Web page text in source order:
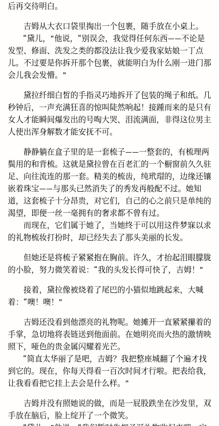
后再交待明白。
吉姆从大衣口袋里掏出一个包裹，随手放在小桌上。
“黛儿，”他说，“别误会，我觉得任何东西——不论是
发型、修面、洗发之类的都没法让我少爱我家姑娘一丁点
儿。不过要是你拆开那个包裹，就能明白为什么刚一进门那
会儿我会发懵。”
黛拉纤细白皙的手指灵巧地拆开了包装的绳子和纸。几
秒钟后，一声充满狂喜的惊叫陡然响起！接踵而来的是只有
女人才能瞬间爆发出的号啕大哭、泪流满面，非得这位男主
人使出浑身解数才能安抚不可。
静静躺在盒子里的是一套梳子——一整套的，有梳理两
鬓用的和背梳。这就是黛拉曾在百老汇的一个橱窗前久久驻
足、向往流连的那一套。精美的梳齿，纯玳瑁的，边缘还镶
嵌着珠宝——与那头已然消失了的秀发再般配不过。她知
道，这套梳子十分昂贵，对它们，自己的心之前只是单纯的
渴望，即便一丝一毫拥有的奢求都不曾有过。
而现在，它们属于她了，当她终于可以用这件梦寐以求
的礼物梳妆打扮时，却已经失去了那头美丽的长发。
但她还是将梳子紧紧抱在胸前。许久，才抬起泪眼朦胧
的小脸，努力微笑着说：“我的头发长得可快了，吉姆！”
接着，黛拉像被烧着了尾巴的小猫似地跳起来，大喊
着：“噢！噢！”
吉姆还没看到他漂亮的礼物呢。她摊开一直紧紧攥着的
手掌，急切地将表链送到他面前。在她明亮而火热的激情映
照下，哑色的贵金属闪耀着光芒。
“简直太华丽了是吧，吉姆？我把整座城翻了个遍才找
到它的。现在，你每天得看一百次时间才行啦。把表给我，
让我看看把它挂上去会是什么样。”
吉姆并没有照她说的做，而是一屁股跌坐在沙发里，双
手放在脑后，脸上绽开了一个微笑。